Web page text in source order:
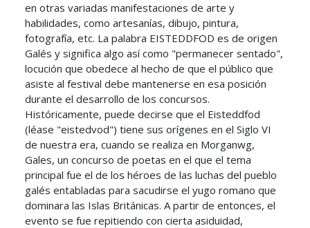
en otras variadas manifestaciones de arte y
habilidades, como artesanías, dibujo, pintura,
fotografía, etc. La palabra EISTEDDFOD es de origen
Galés y significa algo así como "permanecer sentado",
locución que obedece al hecho de que el público que
asiste al festival debe mantenerse en esa posición
durante el desarrollo de los concursos.
Históricamente, puede decirse que el Eisteddfod
(léase "eistedvod") tiene sus orígenes en el Siglo VI
de nuestra era, cuando se realiza en Morganwg,
Gales, un concurso de poetas en el que el tema
principal fue el de los héroes de las luchas del pueblo
galés entabladas para sacudirse el yugo romano que
dominara las Islas Británicas. A partir de entonces, el
evento se fue repitiendo con cierta asiduidad,